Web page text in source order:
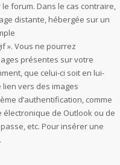
forum. Dans le cas contraire,
distante, hébergée sur un
». Vous ne pourrez
présentes sur votre
que celui-ci soit en lui-
vers des images
d’authentification, comme
de Outlook ou de
etc. Pour insérer une